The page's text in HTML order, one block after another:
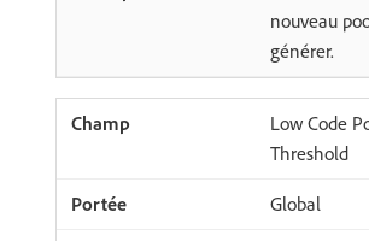
nouveau
générer.
Low Code
Threshold
Global